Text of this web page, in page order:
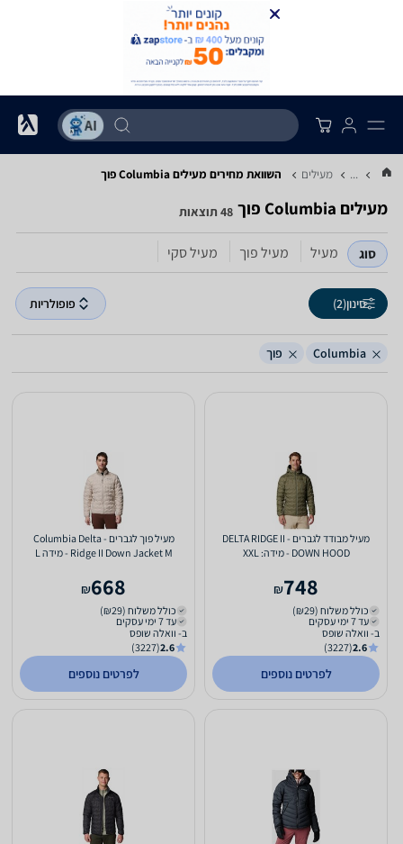
... מעילים השוואת מחירים מעילים ‏Columbia ‏פוך
מעילים ‏Columbia ‏פוך 48 תוצאות
סוג מעיל מעיל פוך מעיל סקי
סינון(2) פופולריות
Columbia פוך
מעיל מבודד לגברים - DELTA RIDGE II
DOWN HOOD - מידה: XXL
748
₪
כולל משלוח (₪29)
עד 7 ימי עסקים
ב- וואלה שופס
2.6
(3227)
לפרטים נוספים
מעיל פוך לגברים - Columbia Delta
Ridge II Down Jacket M - מידה L
668
₪
כולל משלוח (₪29)
עד 7 ימי עסקים
ב- וואלה שופס
2.6
(3227)
לפרטים נוספים